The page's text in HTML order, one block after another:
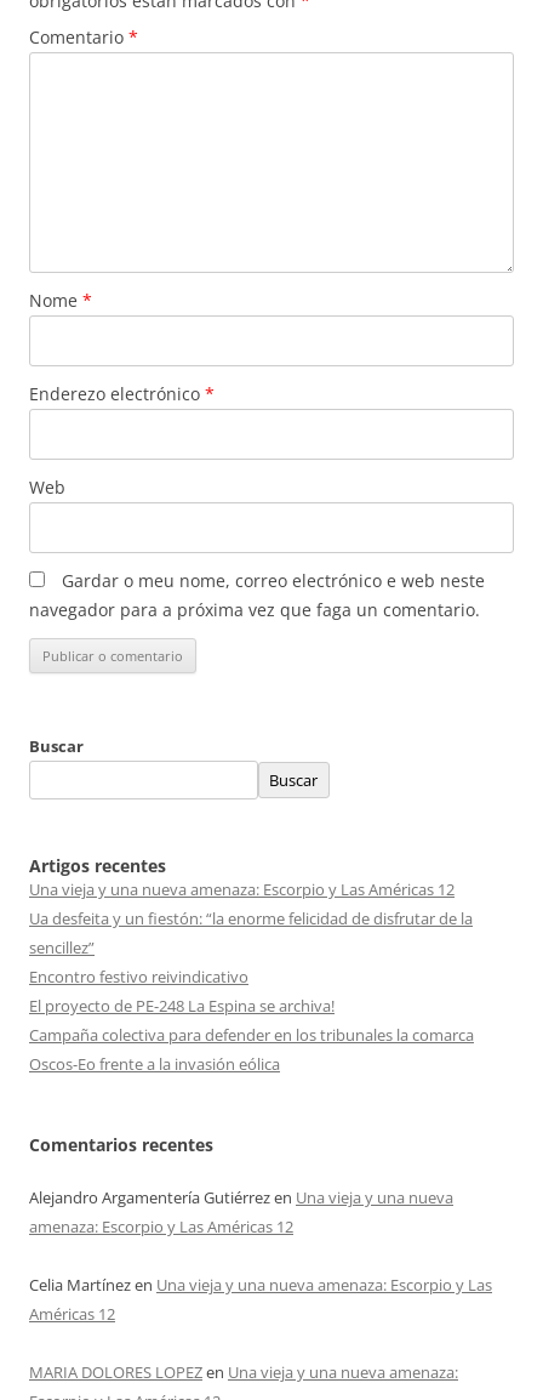
Comentario *
Nome *
Enderezo electrónico *
Web
Gardar o meu nome, correo electrónico e web neste
navegador para a próxima vez que faga un comentario.
Buscar
Buscar
Artigos recentes
Una vieja y una nueva amenaza: Escorpio y Las Américas 12
Ua desfeita y un fiestón: “la enorme felicidad de disfrutar de la
sencillez”
Encontro festivo reivindicativo
El proyecto de PE-248 La Espina se archiva!
Campaña colectiva para defender en los tribunales la comarca
Oscos-Eo frente a la invasión eólica
Comentarios recentes
Alejandro Argamentería Gutiérrezen Una vieja y una nueva
amenaza: Escorpio y Las Américas 12
Celia Martínezen Una vieja y una nueva amenaza: Escorpio y Las
Américas 12
MARIA DOLORES LOPEZen Una vieja y una nueva amenaza: